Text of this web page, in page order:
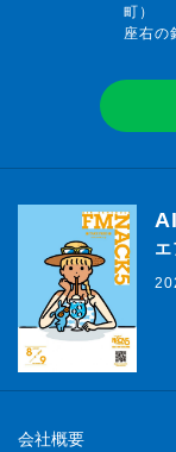
町）
座右の
会社概要